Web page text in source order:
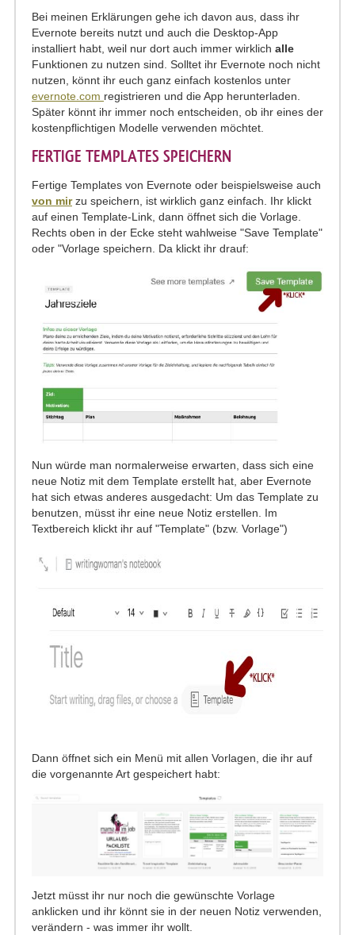
Bei meinen Erklärungen gehe ich davon aus, dass ihr
Evernote bereits nutzt und auch die Desktop-App
installiert habt, weil nur dort auch immer wirklich alle
Funktionen zu nutzen sind. Solltet ihr Evernote noch nicht
nutzen, könnt ihr euch ganz einfach kostenlos unter
evernote.com registrieren und die App herunterladen.
Später könnt ihr immer noch entscheiden, ob ihr eines der
kostenpflichtigen Modelle verwenden möchtet.
FERTIGE TEMPLATES SPEICHERN
Fertige Templates von Evernote oder beispielsweise auch
von mirzu speichern, ist wirklich ganz einfach. Ihr klickt
auf einen Template-Link, dann öffnet sich die Vorlage.
Rechts oben in der Ecke steht wahlweise "Save Template"
oder "Vorlage speichern. Da klickt ihr drauf:
Nun würde man normalerweise erwarten, dass sich eine
neue Notiz mit dem Template erstellt hat, aber Evernote
hat sich etwas anderes ausgedacht: Um das Template zu
benutzen, müsst ihr eine neue Notiz erstellen. Im
Textbereich klickt ihr auf "Template" (bzw. Vorlage")
Dann öffnet sich ein Menü mit allen Vorlagen, die ihr auf
die vorgenannte Art gespeichert habt:
Jetzt müsst ihr nur noch die gewünschte Vorlage
anklicken und ihr könnt sie in der neuen Notiz verwenden,
verändern - was immer ihr wollt.